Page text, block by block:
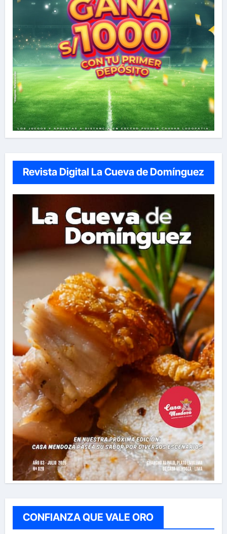
Revista Digital La Cueva de Domínguez
CONFIANZA QUE VALE ORO